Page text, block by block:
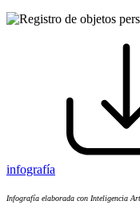
infografía
Infografía elaborada con Inteligencia